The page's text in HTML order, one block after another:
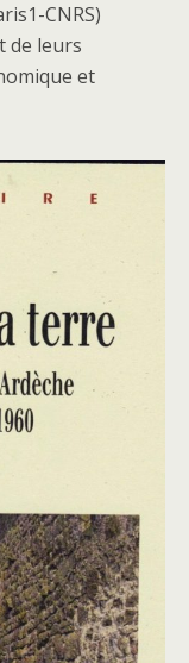
CNRS)
de leurs
et